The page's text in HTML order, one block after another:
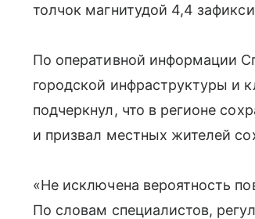
толчок магнитудой 4,4
По оперативной информации
городской инфраструктуры и
подчеркнул, что в регионе
и призвал местных жителей
«Не исключена вероятность
По словам специалистов,